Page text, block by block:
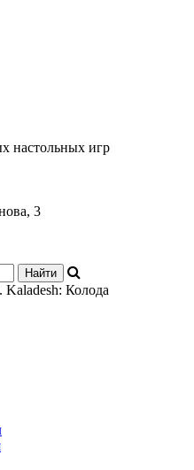
настольных игр
3
Колода